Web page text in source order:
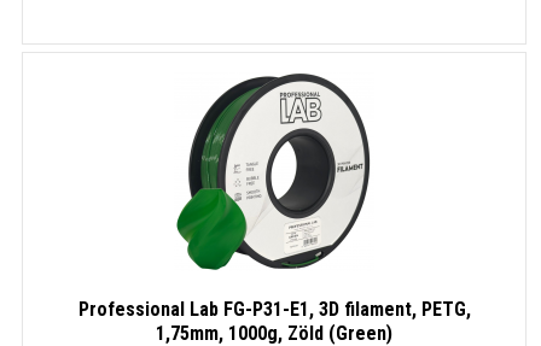
Professional Lab FG-P31-E1, 3D filament, PETG,
1,75mm, 1000g, Zöld (Green)